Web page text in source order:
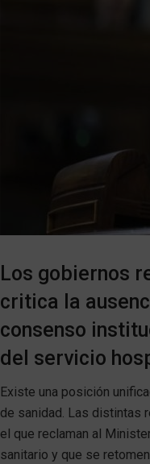
Los gobiernos
critica la
consenso
del servicio
Existe una posición
de sanidad. Las distintas
el que reclaman al
sanitario y que se